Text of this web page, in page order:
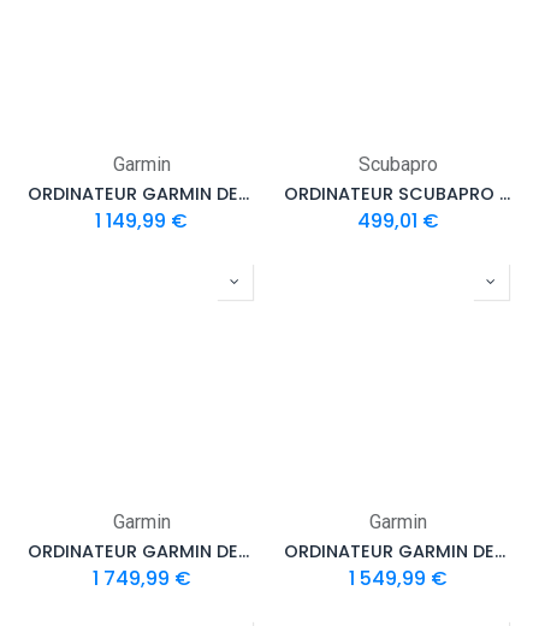
Garmin
ORDINATEUR GARMIN DESCENT MK3 43 mm
1 149,99 €
Scubapro
ORDINATEUR SCUBAPRO GALILEO 3
499,01 €
Garmin
ORDINATEUR GARMIN DESCENT MK3I 51mm TITANIUM
1 749,99 €
Garmin
ORDINATEUR GARMIN DESCENT MK3I 51mm
1 549,99 €